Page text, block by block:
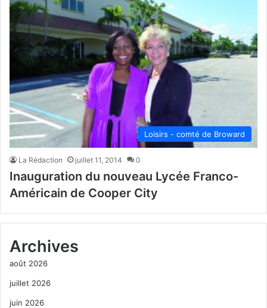
Loisirs - comté de Broward
La Rédaction juillet 11, 2014 0
Inauguration du nouveau Lycée Franco-
Américain de Cooper City
Archives
août 2026
juillet 2026
juin 2026